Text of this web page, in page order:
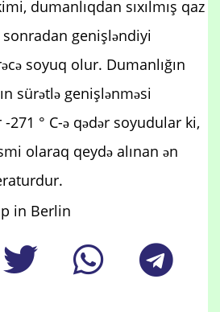
dumanlıqdan sıxılmış qaz
genişləndiyi
soyuq olur. Dumanlığın
sürətlə genişlənməsi
271 ° C-ə qədər soyudular ki,
olaraq qeydə alınan ən